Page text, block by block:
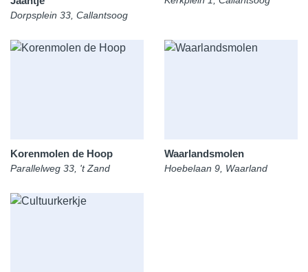
Dorpsplein 33, Callantsoog
Korenmolen de Hoop
Parallelweg 33, 't Zand
Waarlandsmolen
Hoebelaan 9, Waarland